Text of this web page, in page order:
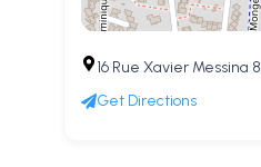
16 Rue Xavier Messina
Get Directions